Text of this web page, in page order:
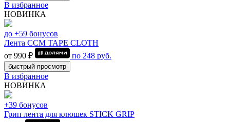
В избранное
НОВИНКА
до +59 бонусов
Лента CCM TAPE CLOTH
от 990 ₽
по 248 руб.
быстрый просмотр
В избранное
НОВИНКА
+39 бонусов
Грип лента для клюшек STICK GRIP